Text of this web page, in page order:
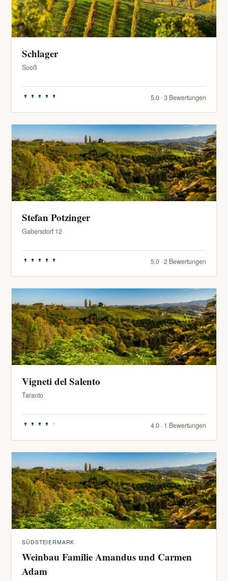
Schlager
Sooß
5.0 · 3 Bewertungen
Stefan Potzinger
Gabersdorf 12
5.0 · 2 Bewertungen
Vigneti del Salento
Taranto
4.0 · 1 Bewertungen
SÜDSTEIERMARK
Weinbau Familie Amandus und Carmen
Adam